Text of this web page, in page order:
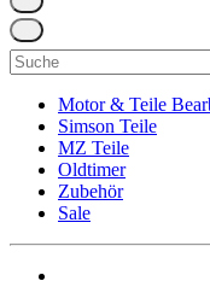
Suchen
nach:
Motor & Teile
Simson Teile
MZ Teile
Oldtimer
Zubehör
Sale